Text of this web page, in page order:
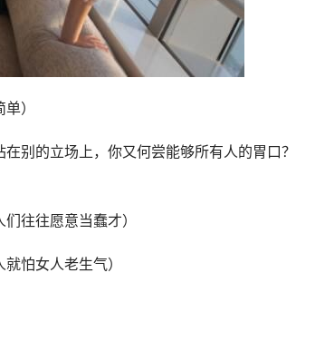
）
别的立场上，你又何尝能够所有人的胃口？
往往愿意当蠢才）
怕女人老生气）